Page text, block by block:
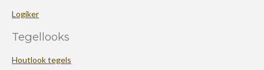
Logiker
Tegellooks
Houtlook tegels